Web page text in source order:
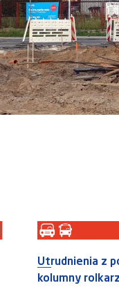
Utrudnienia z
kolumny